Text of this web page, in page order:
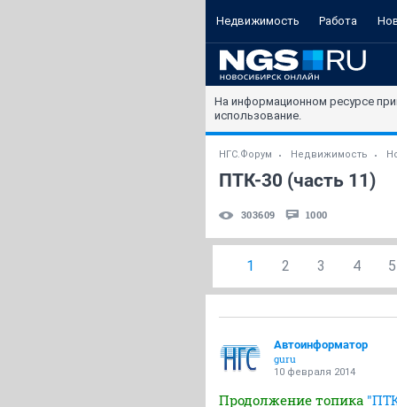
Недвижимость Работа
На информационном ресурсе
использование.
НГС.Форум Недвижимость
ПТК-30 (часть 11)
303609 1000
1 2 3 4 5
Автоинформатор
guru
10 февраля 2014
Продолжение топика